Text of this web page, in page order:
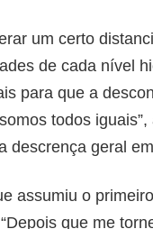
um certo
de cada nível
para que a
todos
descrença geral
assumiu o
que me